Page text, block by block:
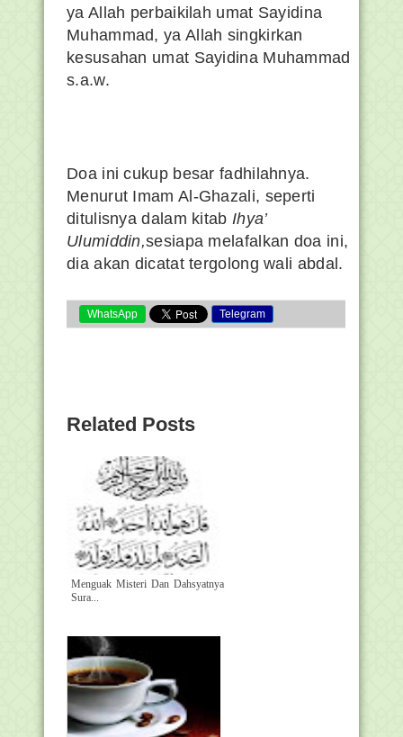
ya Allah perbaikilah umat Sayidina
Muhammad, ya Allah singkirkan
kesusahan umat Sayidina Muhammad
s.a.w.
Doa ini cukup besar fadhilahnya.
Menurut Imam Al-Ghazali, seperti
ditulisnya dalam kitab Ihya’
Ulumiddin,sesiapa melafalkan doa ini,
dia akan dicatat tergolong wali abdal.
WhatsApp Telegram
Related Posts
Menguak Misteri Dan Dahsyatnya
Sura...